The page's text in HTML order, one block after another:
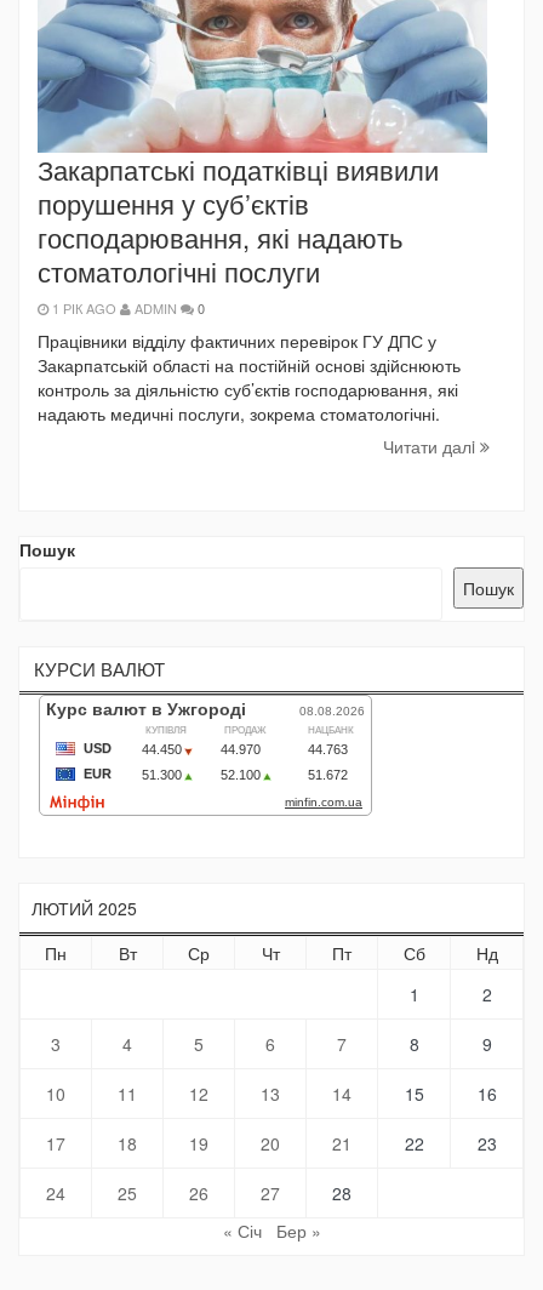
Закарпатські податківці виявили
порушення у суб’єктів
господарювання, які надають
стоматологічні послуги
1 РІК AGO ADMIN 0
Працівники відділу фактичних перевірок ГУ ДПС у
Закарпатській області на постійній основі здійснюють
контроль за діяльністю суб’єктів господарювання, які
надають медичні послуги, зокрема стоматологічні.
Читати далi
Пошук
Пошук
КУРСИ ВАЛЮТ
ЛЮТИЙ 2025
Пн
Вт Ср Чт Пт Сб
Нд
1
2
3 4 5 6 7 8 9
10 11 12 13 14 15 16
17 18 19 20 21 22 23
24 25 26 27
28
« Січ
Бер »